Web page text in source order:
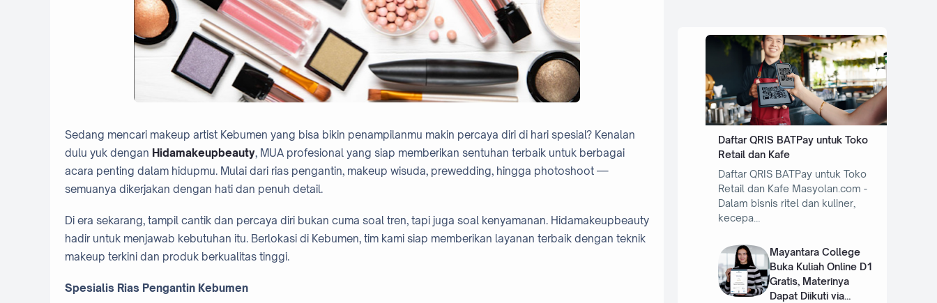
Sedang mencari makeup artist Kebumen yang bisa bikin penampilanmu makin percaya diri di hari spesial? Kenalan
dulu yuk dengan Hidamakeupbeauty, MUA profesional yang siap memberikan sentuhan terbaik untuk berbagai
acara penting dalam hidupmu. Mulai dari rias pengantin, makeup wisuda, prewedding, hingga photoshoot —
semuanya dikerjakan dengan hati dan penuh detail.
Di era sekarang, tampil cantik dan percaya diri bukan cuma soal tren, tapi juga soal kenyamanan. Hidamakeupbeauty
hadir untuk menjawab kebutuhan itu. Berlokasi di Kebumen, tim kami siap memberikan layanan terbaik dengan teknik
makeup terkini dan produk berkualitas tinggi.
Spesialis Rias Pengantin Kebumen
Daftar QRIS BATPay untuk Toko
Retail dan Kafe
Daftar QRIS BATPay untuk Toko
Retail dan Kafe Masyolan.com -
Dalam bisnis ritel dan kuliner,
kecepa…
Mayantara College
Buka Kuliah Online D1
Gratis, Materinya
Dapat Diikuti via